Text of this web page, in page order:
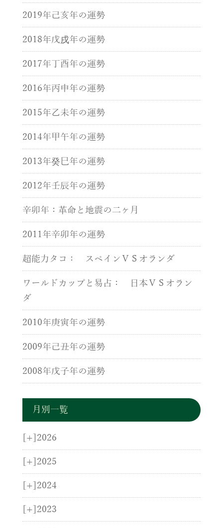
2019年己亥年の運勢
2018年戊戌年の運勢
2017年丁酉年の運勢
2016年丙申年の運勢
2015年乙未年の運勢
2014年甲午年の運勢
2013年癸巳年の運勢
2012年壬辰年の運勢
辛卯年：革命と地震の二ヶ月
2011年辛卯年の運勢
超能力タコ： スペインＶＳオランダ
ワールドカップと易占： 日本ＶＳオラン
ダ
2010年庚寅年の運勢
2009年己丑年の運勢
2008年戊子年の運勢
月別一覧
[+] 2026
[+] 2025
[+] 2024
[+] 2023